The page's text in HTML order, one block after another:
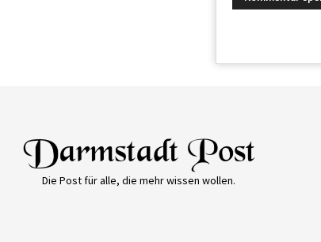
Die Post für alle, die mehr wissen wollen.